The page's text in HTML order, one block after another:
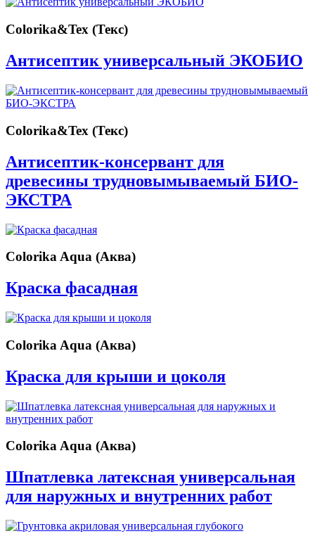
Colorika&Tex (Текс)
Антисептик универсальный ЭКОБИО
Colorika&Tex (Текс)
Антисептик-консервант для
древесины трудновымываемый БИО-
ЭКСТРА
Colorika Aqua (Аква)
Краска фасадная
Colorika Aqua (Аква)
Краска для крыши и цоколя
Colorika Aqua (Аква)
Шпатлевка латексная универсальная
для наружных и внутренних работ